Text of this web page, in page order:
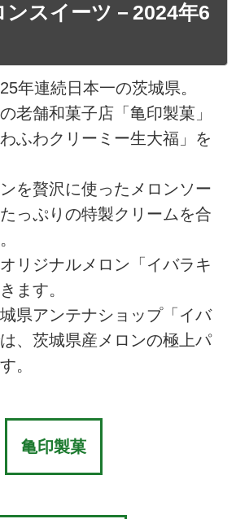
ンスイーツ－2024年6
年連続日本一の茨城県。
老舗和菓子店「亀印製菓」
ふわクリーミー生大福」を
を贅沢に使ったメロンソー
っぷりの特製クリームを合
リジナルメロン「イバラキ
ます。
県アンテナショップ「イバ
、茨城県産メロンの極上パ
。
亀印製菓